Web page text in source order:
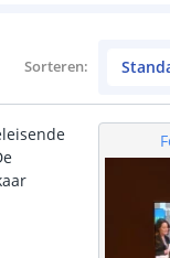
Sorteren: